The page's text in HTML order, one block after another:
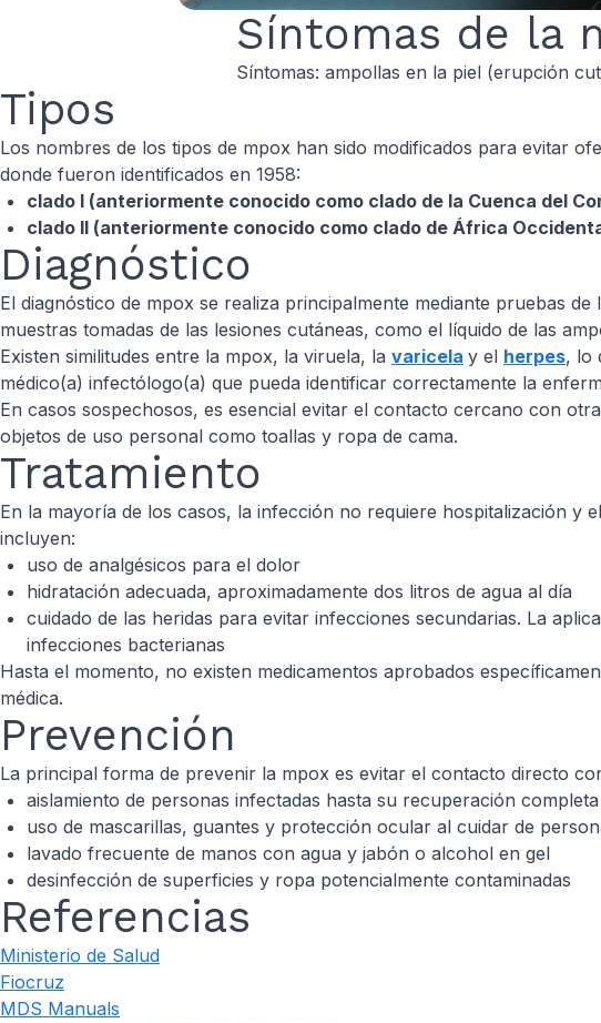
Síntomas de la
Síntomas: ampollas en la piel (erupción
Tipos
Los nombres de los tipos de mpox han sido modificados para evitar
donde fueron identificados en 1958:
clado I (anteriormente conocido como clado de la Cuenca del
clado II (anteriormente conocido como clado de África
Diagnóstico
El diagnóstico de mpox se realiza principalmente mediante pruebas
muestras tomadas de las lesiones cutáneas, como el líquido de las
Existen similitudes entre la mpox, la viruela, la varicela y el herpes, lo
médico(a) infectólogo(a) que pueda identificar correctamente la
En casos sospechosos, es esencial evitar el contacto cercano con
objetos de uso personal como toallas y ropa de cama.
Tratamiento
En la mayoría de los casos, la infección no requiere hospitalización y
incluyen:
uso de analgésicos para el dolor
hidratación adecuada, aproximadamente dos litros de agua al día
cuidado de las heridas para evitar infecciones secundarias. La
infecciones bacterianas
Hasta el momento, no existen medicamentos aprobados
médica.
Prevención
La principal forma de prevenir la mpox es evitar el contacto directo
aislamiento de personas infectadas hasta su recuperación completa
uso de mascarillas, guantes y protección ocular al cuidar de
lavado frecuente de manos con agua y jabón o alcohol en gel
desinfección de superficies y ropa potencialmente contaminadas
Referencias
Ministerio de Salud
Fiocruz
MDS Manuals